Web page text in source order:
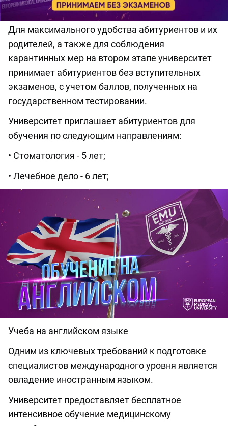
Для максимального удобства абитуриентов и их
родителей, а также для соблюдения
карантинных мер на втором этапе университет
принимает абитуриентов без вступительных
экзаменов, с учетом баллов, полученных на
государственном тестировании.
Университет приглашает абитуриентов для
обучения по следующим направлениям:
• Стоматология - 5 лет;
• Лечебное дело - 6 лет;
Учеба на английском языке
Одним из ключевых требований к подготовке
специалистов международного уровня является
овладение иностранным языком.
Университет предоставляет бесплатное
интенсивное обучение медицинскому